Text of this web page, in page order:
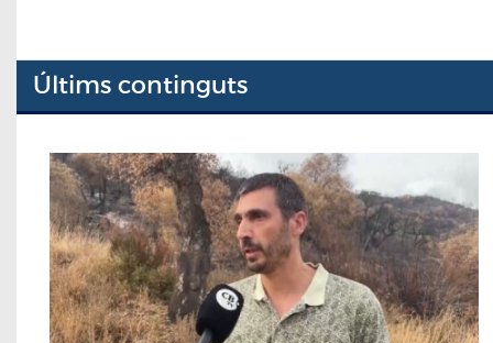
Últims continguts